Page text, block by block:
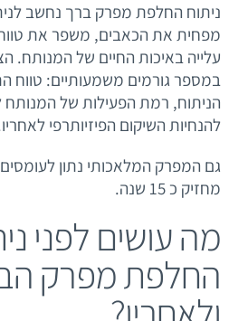
ניתוח החלפת מפרק ברך נחשב
מפחית את הכאבים, משפר את
עלייה באיכות החיים של המנותח.
במספר גורמים משמעותיים: טווח
הניתוח, רמת הפעילות של המנותח
להנחיות השיקום הפיזיותרפי
גם המפרק המלאכותי נתון לעומסים
מחזיק כ 15 שנה.
מה עושים לפני
החלפת מפרק